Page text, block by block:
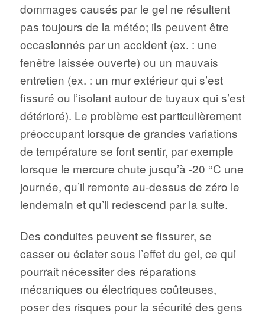
dommages causés par le gel ne résultent
pas toujours de la météo; ils peuvent être
occasionnés par un accident (ex. : une
fenêtre laissée ouverte) ou un mauvais
entretien (ex. : un mur extérieur qui s’est
fissuré ou l’isolant autour de tuyaux qui s’est
détérioré). Le problème est particulièrement
préoccupant lorsque de grandes variations
de température se font sentir, par exemple
lorsque le mercure chute jusqu’à -20 °C une
journée, qu’il remonte au-dessus de zéro le
lendemain et qu’il redescend par la suite.
Des conduites peuvent se fissurer, se
casser ou éclater sous l’effet du gel, ce qui
pourrait nécessiter des réparations
mécaniques ou électriques coûteuses,
poser des risques pour la sécurité des gens